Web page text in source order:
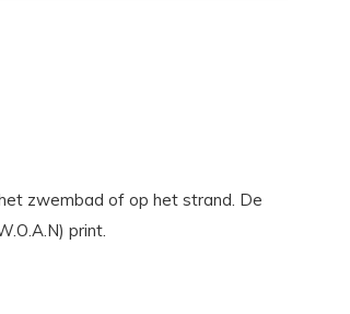
zwembad of op het strand. De
print.